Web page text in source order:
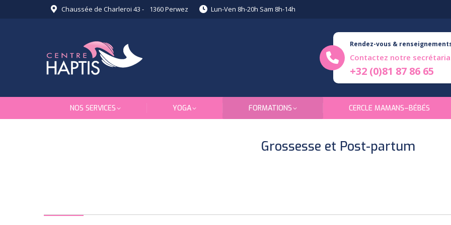
Chaussée de Charleroi 43 - 1360 Perwez Lun-Ven 8h-20h Sam 8h-14h
Rendez-vous &
Contactez notre
+32 (0)81 87 86 65
NOS SERVICES YOGA FORMATIONS CERCLE MAMANS–BÉBÉS
Grossesse et Post-partum